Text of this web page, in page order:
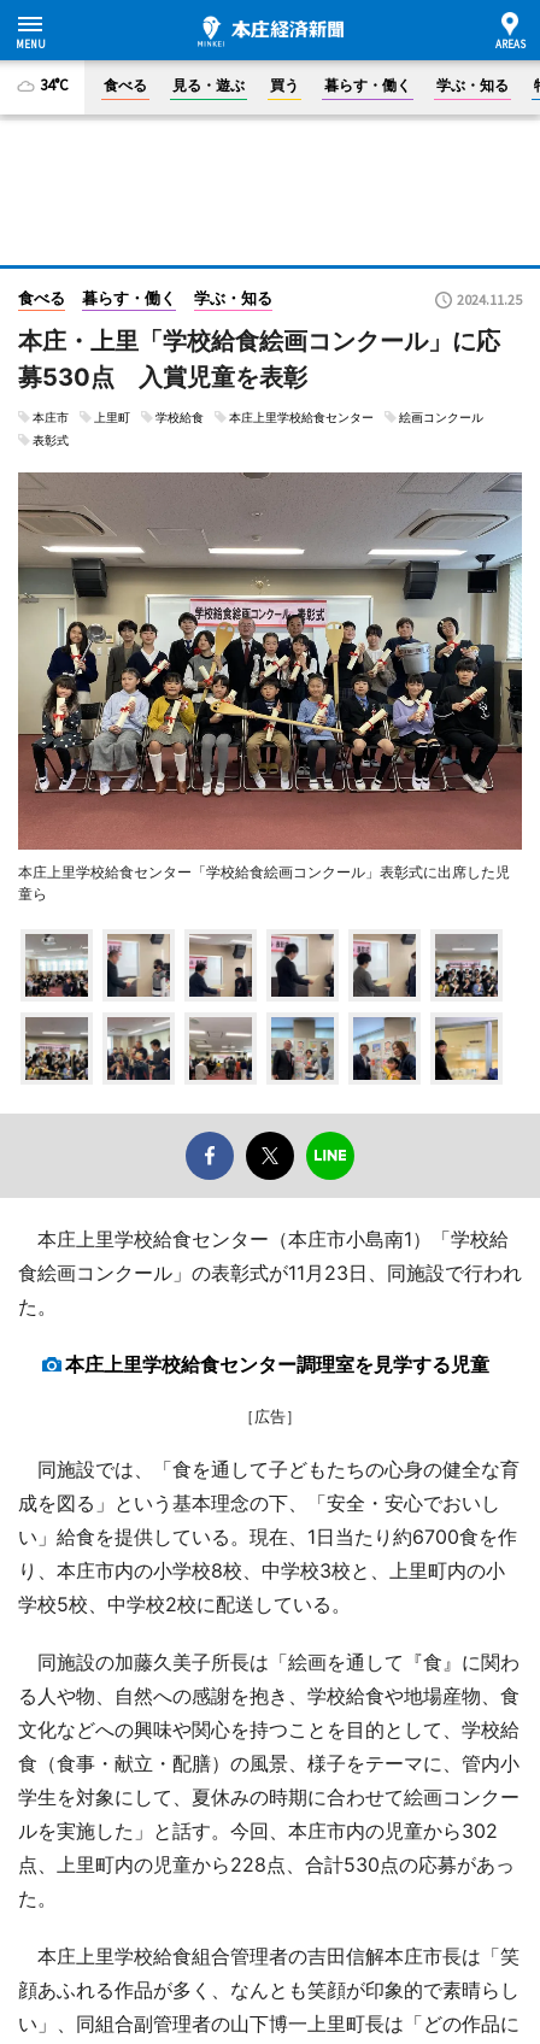
34°C 食べる 見る・遊ぶ 買う 暮らす・働く 学ぶ・知る
食べる 暮らす・働く 学ぶ・知る 2024.11.25
本庄・上里「学校給食絵画コンクール」に応
募530点 入賞児童を表彰
本庄市 上里町 学校給食 本庄上里学校給食センター
絵画コンクール
表彰式
本庄上里学校給食センター「学校給食絵画コンクール」表彰式に出席した児
童ら
本庄上里学校給食センター（本庄市小島南1）「学校給
食絵画コンクール」の表彰式が11月23日、同施設で行われ
た。
本庄上里学校給食センター調理室を見学する児童
［広告］
同施設では、「食を通して子どもたちの心身の健全な育
成を図る」という基本理念の下、「安全・安心でおいし
い」給食を提供している。現在、1日当たり約6700食を作
り、本庄市内の小学校8校、中学校3校と、上里町内の小
学校5校、中学校2校に配送している。
同施設の加藤久美子所長は「絵画を通して『食』に関わ
る人や物、自然への感謝を抱き、学校給食や地場産物、食
文化などへの興味や関心を持つことを目的として、学校給
食（食事・献立・配膳）の風景、様子をテーマに、管内小
学生を対象にして、夏休みの時期に合わせて絵画コンクー
ルを実施した」と話す。今回、本庄市内の児童から302
点、上里町内の児童から228点、合計530点の応募があっ
た。
本庄上里学校給食組合管理者の吉田信解本庄市長は「笑
顔あふれる作品が多く、なんとも笑顔が印象的で素晴らし
い」、同組合副管理者の山下博一上里町長は「どの作品に